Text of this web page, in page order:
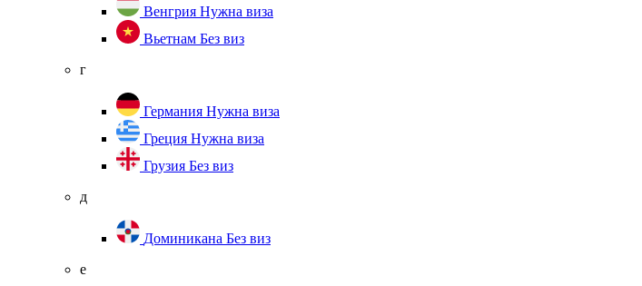
Венгрия Нужна виза
Вьетнам Без виз
г
Германия Нужна виза
Греция Нужна виза
Грузия Без виз
д
Доминикана Без виз
е